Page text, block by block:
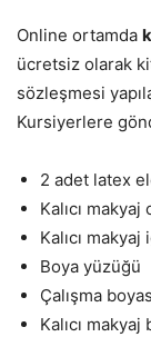
Online ortamda
ücretsiz olarak
sözleşmesi
Kursiyerlere
2 adet latex
Kalıcı makyaj
Kalıcı makyaj
Boya yüzüğü
Çalışma
Kalıcı makyaj